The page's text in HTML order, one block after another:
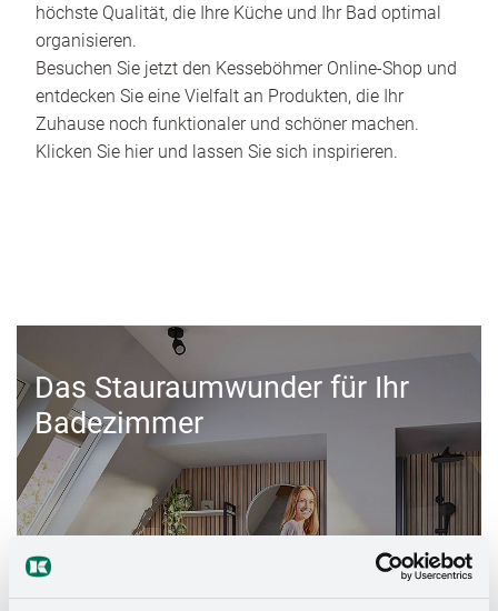
höchste Qualität, die Ihre Küche und Ihr Bad optimal
organisieren.
Besuchen Sie jetzt den Kesseböhmer Online-Shop und
entdecken Sie eine Vielfalt an Produkten, die Ihr
Zuhause noch funktionaler und schöner machen.
Klicken Sie hier und lassen Sie sich inspirieren.
Das Stauraumwunder für Ihr
Badezimmer